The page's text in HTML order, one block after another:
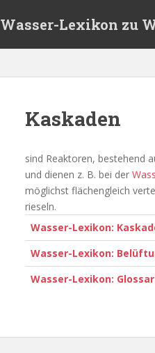
Wasser-Lexikon zu
Kaskaden
sind Reaktoren, bestehend
und dienen z. B. bei der
möglichst flächengleich
rieseln.
Wasser-Lexikon:
Wasser-Lexikon:
Wasser-Lexikon: Glossar